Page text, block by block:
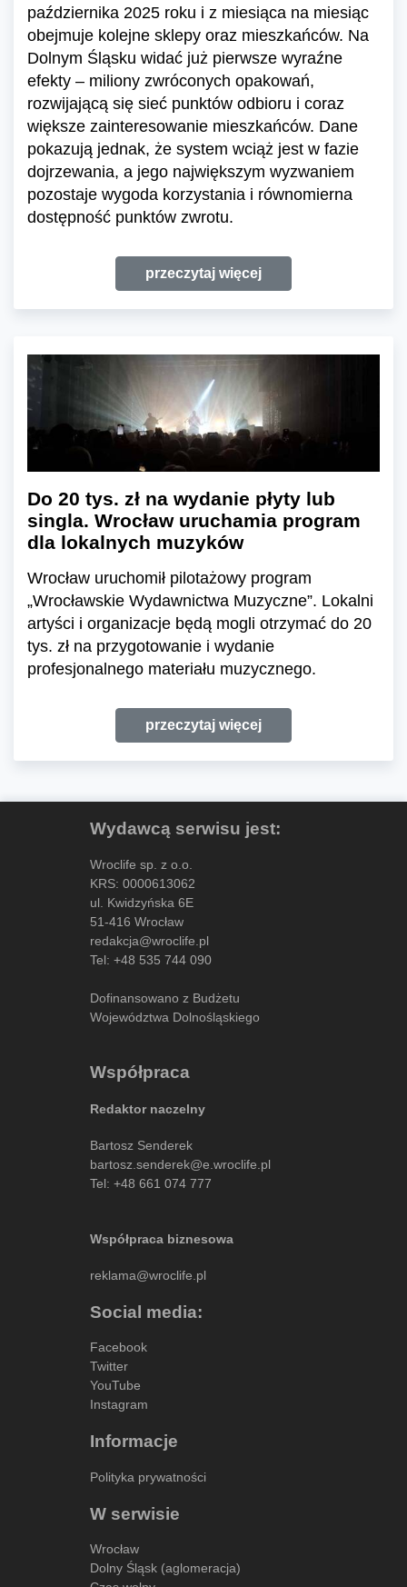
października 2025 roku i z miesiąca na miesiąc
obejmuje kolejne sklepy oraz mieszkańców. Na
Dolnym Śląsku widać już pierwsze wyraźne
efekty – miliony zwróconych opakowań,
rozwijającą się sieć punktów odbioru i coraz
większe zainteresowanie mieszkańców. Dane
pokazują jednak, że system wciąż jest w fazie
dojrzewania, a jego największym wyzwaniem
pozostaje wygoda korzystania i równomierna
dostępność punktów zwrotu.
przeczytaj więcej
Do 20 tys. zł na wydanie płyty lub
singla. Wrocław uruchamia program
dla lokalnych muzyków
Wrocław uruchomił pilotażowy program
„Wrocławskie Wydawnictwa Muzyczne”. Lokalni
artyści i organizacje będą mogli otrzymać do 20
tys. zł na przygotowanie i wydanie
profesjonalnego materiału muzycznego.
przeczytaj więcej
Wydawcą serwisu jest:
Wroclife sp. z o.o.
KRS: 0000613062
ul. Kwidzyńska 6E
51-416 Wrocław
redakcja@wroclife.pl
Tel: +48 535 744 090
Dofinansowano z Budżetu
Województwa Dolnośląskiego
Współpraca
Redaktor naczelny
Bartosz Senderek
bartosz.senderek@e.wroclife.pl
Tel: +48 661 074 777
Współpraca biznesowa
reklama@wroclife.pl
Social media:
Facebook
Twitter
YouTube
Instagram
Informacje
Polityka prywatności
W serwisie
Wrocław
Dolny Śląsk (aglomeracja)